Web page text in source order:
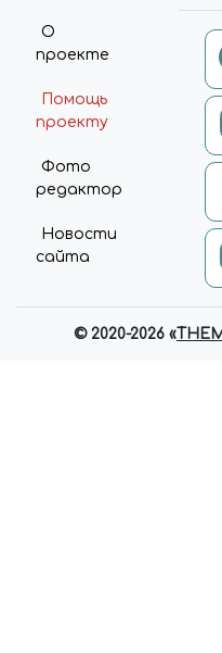
О
проекте
Помощь
проекту
Фото
редактор
Новости
сайта
© 2020-2026 «